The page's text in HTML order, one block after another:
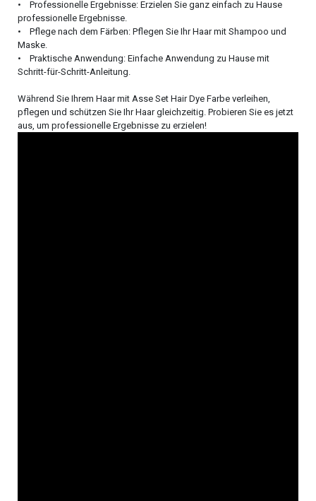
• Professionelle Ergebnisse: Erzielen Sie ganz einfach zu Hause
professionelle Ergebnisse.
• Pflege nach dem Färben: Pflegen Sie Ihr Haar mit Shampoo und
Maske.
• Praktische Anwendung: Einfache Anwendung zu Hause mit
Schritt-für-Schritt-Anleitung.
Während Sie Ihrem Haar mit Asse Set Hair Dye Farbe verleihen,
pflegen und schützen Sie Ihr Haar gleichzeitig. Probieren Sie es jetzt
aus, um professionelle Ergebnisse zu erzielen!